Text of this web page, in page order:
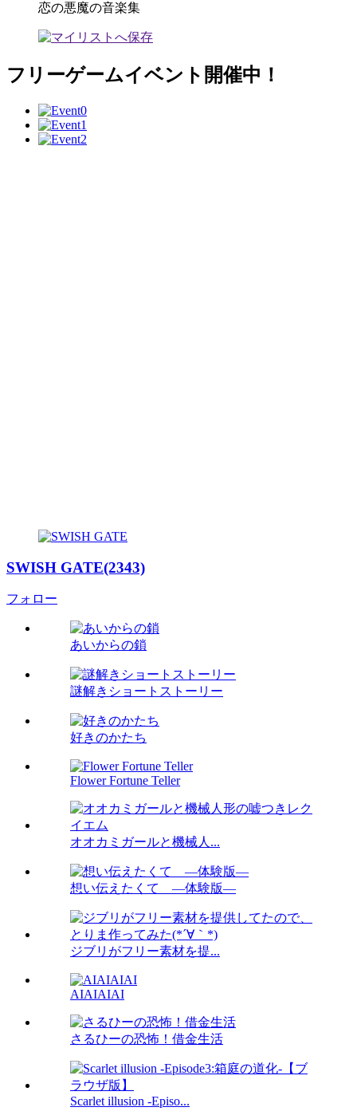
恋の悪魔の音楽集
フリーゲームイベント開催中！
SWISH GATE(2343)
フォロー
あいからの鎖
謎解きショートストーリー
好きのかたち
Flower Fortune Teller
オオカミガールと機械人...
想い伝えたくて ―体験版―
ジブリがフリー素材を提...
AIAIAIAI
さるひーの恐怖！借金生活
Scarlet illusion -Episo...